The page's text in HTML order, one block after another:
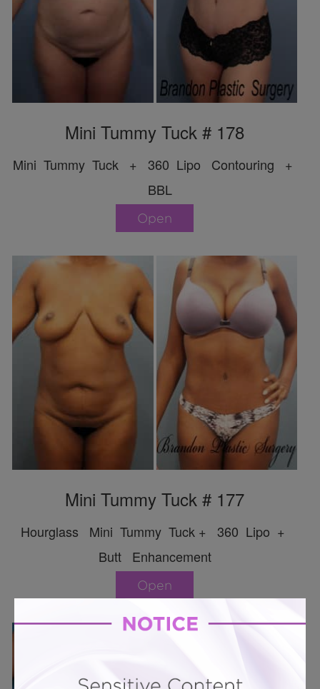
Mini Tummy Tuck # 178
Mini Tummy Tuck + 360 Lipo Contouring +
BBL
Open
Mini Tummy Tuck # 177
Hourglass Mini Tummy Tuck + 360 Lipo +
Butt Enhancement
Open